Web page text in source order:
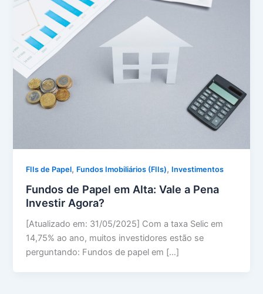
FIIs de Papel, Fundos Imobiliários (FIIs), Investimentos
Fundos de Papel em Alta: Vale a Pena
Investir Agora?
[Atualizado em: 31/05/2025] Com a taxa Selic em
14,75% ao ano, muitos investidores estão se
perguntando: Fundos de papel em […]